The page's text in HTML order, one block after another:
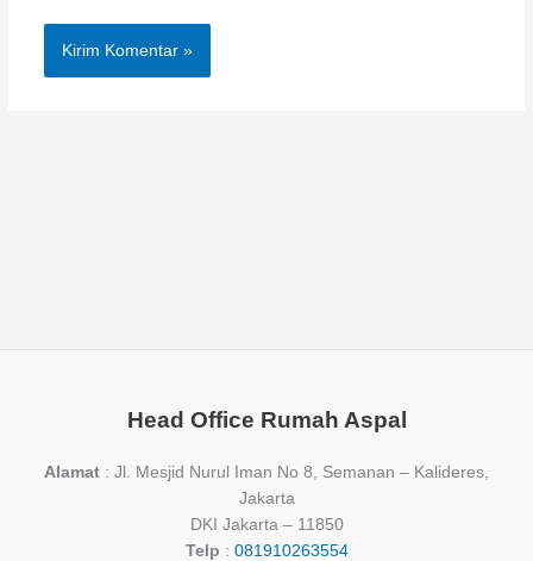
Head Office Rumah Aspal
Alamat : Jl. Mesjid Nurul Iman No 8, Semanan – Kalideres,
Jakarta
DKI Jakarta – 11850
Telp : 081910263554